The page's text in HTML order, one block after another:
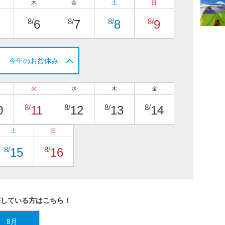
木
8/6
金
8/7
土
8/8
日
8/9
今年のお盆休み
火
8/11
水
8/12
木
8/13
金
8/14
土
8/15
日
8/16
ている方はこちら！
8月